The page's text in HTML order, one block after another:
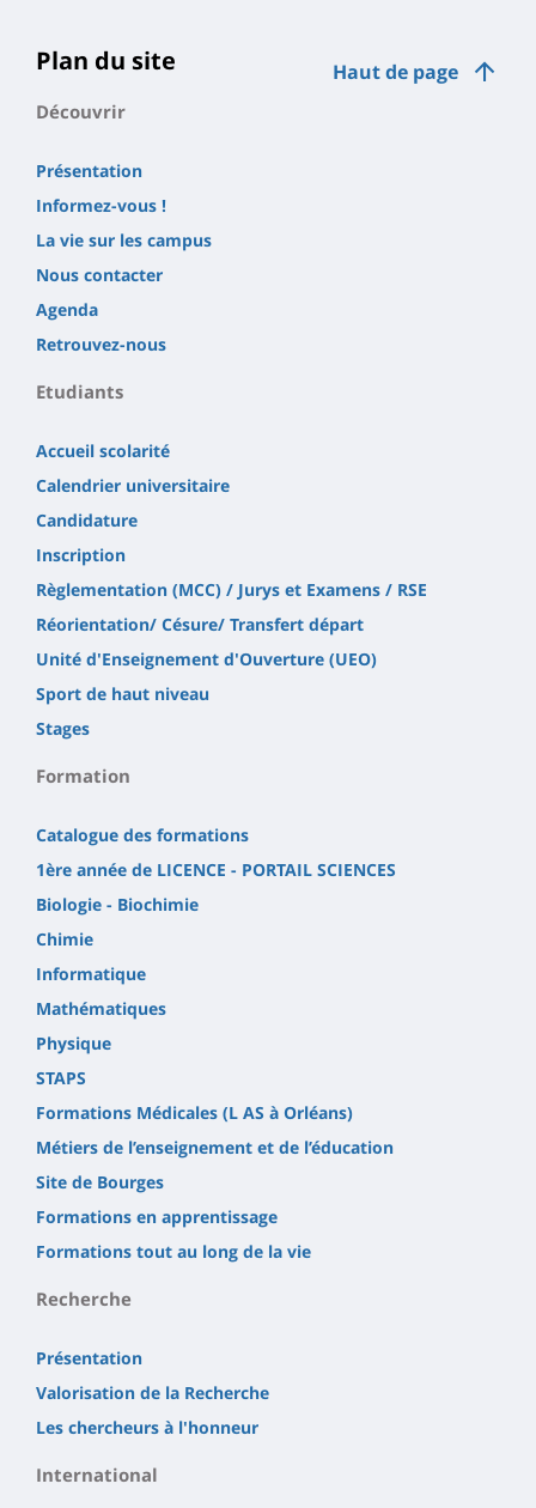
Haut de page
Plan du site
Découvrir
Présentation
Informez-vous !
La vie sur les campus
Nous contacter
Agenda
Retrouvez-nous
Etudiants
Accueil scolarité
Calendrier universitaire
Candidature
Inscription
Règlementation (MCC) / Jurys et Examens / RSE
Réorientation/ Césure/ Transfert départ
Unité d'Enseignement d'Ouverture (UEO)
Sport de haut niveau
Stages
Formation
Catalogue des formations
1ère année de LICENCE - PORTAIL SCIENCES
Biologie - Biochimie
Chimie
Informatique
Mathématiques
Physique
STAPS
Formations Médicales (L AS à Orléans)
Métiers de l’enseignement et de l’éducation
Site de Bourges
Formations en apprentissage
Formations tout au long de la vie
Recherche
Présentation
Valorisation de la Recherche
Les chercheurs à l'honneur
International